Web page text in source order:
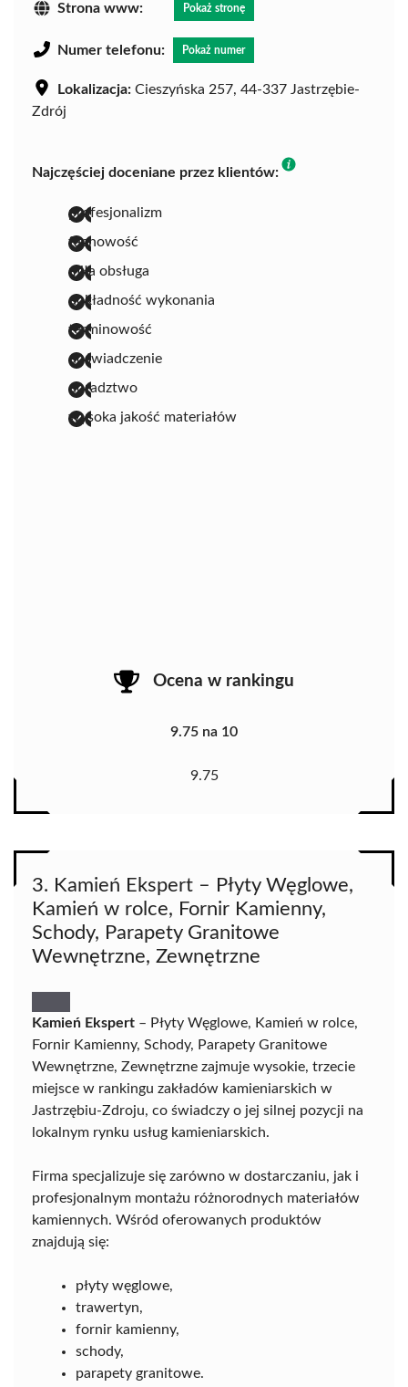
Strona www: Pokaż stronę
Numer telefonu: Pokaż numer
Lokalizacja: Cieszyńska 257, 44-337 Jastrzębie-
Zdrój
Najczęściej doceniane przez klientów:
profesjonalizm
fachowość
miła obsługa
dokładność wykonania
terminowość
doświadczenie
doradztwo
wysoka jakość materiałów
Ocena w rankingu
9.75 na 10
9.75
3. Kamień Ekspert – Płyty Węglowe,
Kamień w rolce, Fornir Kamienny,
Schody, Parapety Granitowe
Wewnętrzne, Zewnętrzne
Kamień Ekspert – Płyty Węglowe, Kamień w rolce,
Fornir Kamienny, Schody, Parapety Granitowe
Wewnętrzne, Zewnętrzne zajmuje wysokie, trzecie
miejsce w rankingu zakładów kamieniarskich w
Jastrzębiu-Zdroju, co świadczy o jej silnej pozycji na
lokalnym rynku usług kamieniarskich.
Firma specjalizuje się zarówno w dostarczaniu, jak i
profesjonalnym montażu różnorodnych materiałów
kamiennych. Wśród oferowanych produktów
znajdują się:
płyty węglowe,
trawertyn,
fornir kamienny,
schody,
parapety granitowe.